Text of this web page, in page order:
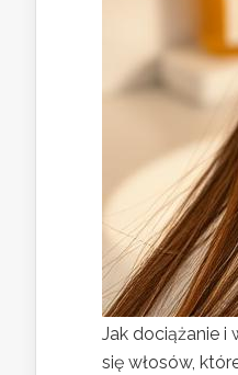
Jak dociążanie i
się włosów,